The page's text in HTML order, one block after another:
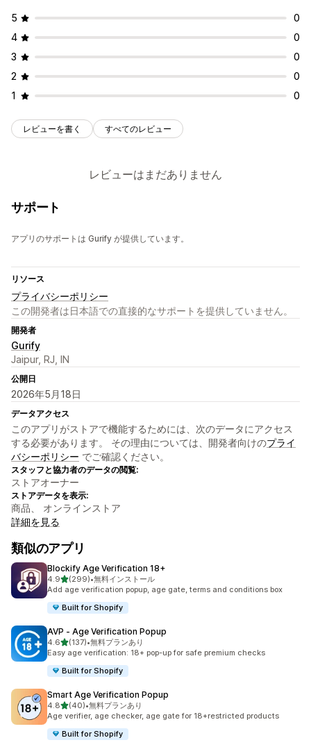
5
0
4
0
3
0
2
0
1
0
レビューを書く すべてのレビュー
レビューはまだありません
サポート
アプリのサポートは Gurify が提供しています。
リソース
プライバシーポリシー
この開発者は日本語での直接的なサポートを提供していません。
開発者
Gurify
Jaipur, RJ, IN
公開日
2026年5月18日
データアクセス
このアプリがストアで機能するためには、次のデータにアクセス
する必要があります。 その理由については、開発者向けのプライ
バシーポリシー でご確認ください。
スタッフと協力者のデータの閲覧:
ストアオーナー
ストアデータを表示:
商品、 オンラインストア
詳細を見る
類似のアプリ
Blockify Age Verification 18+
4.95つ星中
(299)
合計レビュー数：299件
•無料インストール
Add age verification popup, age gate, terms and conditions box
Built for Shopify
AVP ‑ Age Verification Popup
4.65つ星中
(137)
合計レビュー数：137件
•無料プランあり
Easy age verification: 18+ pop-up for safe premium checks
Built for Shopify
Smart Age Verification Popup
4.85つ星中
(40)
合計レビュー数：40件
•無料プランあり
Age verifier, age checker, age gate for 18+restricted products
Built for Shopify